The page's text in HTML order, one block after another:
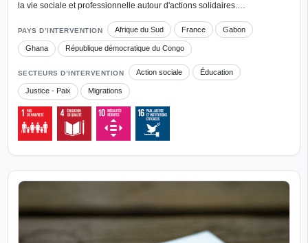
la vie sociale et professionnelle autour d'actions solidaires.…
PAYS D’INTERVENTION Afrique du Sud France Gabon
Ghana République démocratique du Congo
SECTEURS D’INTERVENTION Action sociale Éducation
Justice - Paix Migrations